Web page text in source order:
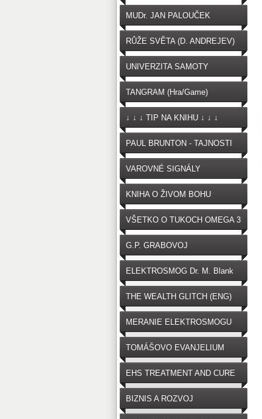
MUDr. JAN PALOUČEK
RŮŽE SVĚTA (D. ANDREJEV)
UNIVERZITA SAMOTY
TANGRAM (Hra/Game)
↓ ↓ ↓ TIP NA KNIHU ↓ ↓ ↓
PAUL BRUNTON - TAJNOSTI
VAROVNÉ SIGNÁLY
OČKOVANIA
KNIHA O ŽIVOM BOHU
VŠETKO O TUKOCH OMEGA 3
G.P. GRABOVOJ
ELEKTROSMOG Dr. M. Blank
THE WEALTH GLITCH (ENG)
MERANIE ELEKTROSMOGU
TOMÁŠOVO EVANJELIUM
EHS TREATMENT AND CURE
BIZNIS A ROZVOJ